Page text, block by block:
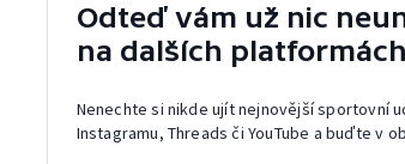
Odteď vám už nic
na dalších
Nenechte si nikde ujít nejnovější sportovní
Instagramu, Threads či YouTube a buďte v